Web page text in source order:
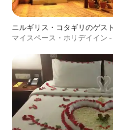
ニルギリス・コタギリのゲス
マイスペース・ホリデイイン